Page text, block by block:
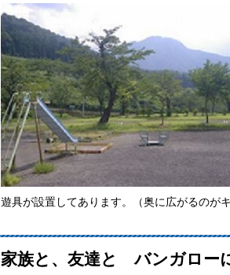
遊具が設置してあります。（奥に広がるのが
家族と、友達と バンガロー